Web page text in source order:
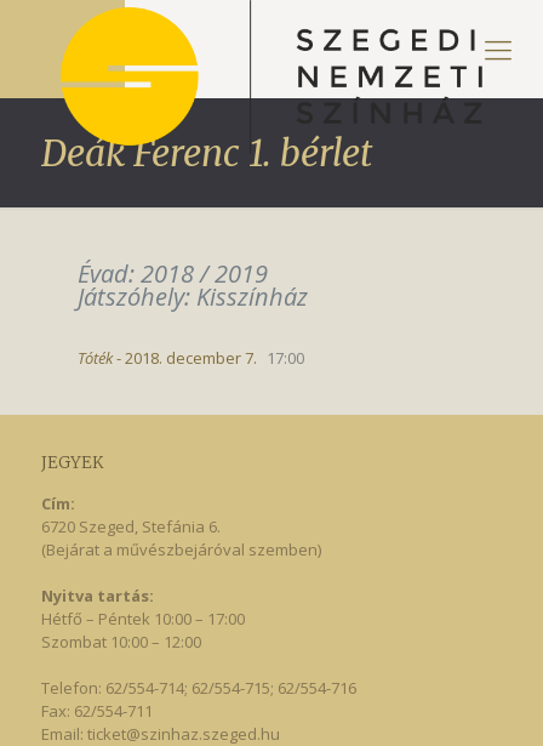
Deák Ferenc 1. bérlet
Évad: 2018 / 2019
Játszóhely: Kisszínház
Tóték- 2018. december 7. 17:00
JEGYEK
Cím:
6720 Szeged, Stefánia 6.
(Bejárat a művészbejáróval szemben)
Nyitva tartás:
Hétfő – Péntek 10:00 – 17:00
Szombat 10:00 – 12:00
Telefon: 62/554-714; 62/554-715; 62/554-716
Fax: 62/554-711
Email: ticket@szinhaz.szeged.hu